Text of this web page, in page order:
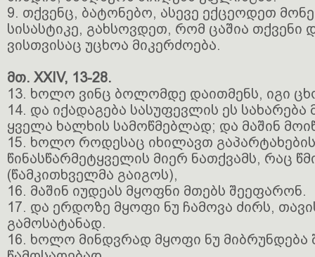
9. თქვენც, ბატონებო, ასევე ექცეოდეთ
სისასტიკე, გახსოვდეთ, რომ ცაშია თქვენი
ვისთვისაც უცხოა მიკერძოება.
მთ. XXIV, 13-28.
13. ხოლო ვინც ბოლომდე დაითმენს, იგი
14. და იქადაგება სასუფევლის ეს სახარება
ყველა ხალხის სამოწმებლად; და მაშინ
15. ხოლო როდესაც იხილავთ
წინასწარმეტყველის მიერ ნათქვამს, რაც
(წამკითხველმა გაიგოს),
16. მაშინ იუდეას მყოფნი მთებს შეეფარონ.
17. და ერდოზე მყოფი ნუ ჩამოვა ძირს,
გამოსატანად.
16. ხოლო მინდვრად მყოფი ნუ მიბრუნდება